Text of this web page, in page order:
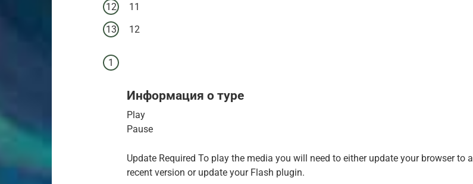
11
12
Информация о туре
Play
Pause
Update Required To play the media you will need to either update your browser to a
recent version or update your Flash plugin.